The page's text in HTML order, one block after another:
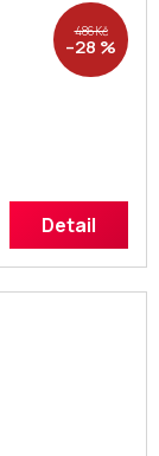
486 Kč
–28 %
Detail